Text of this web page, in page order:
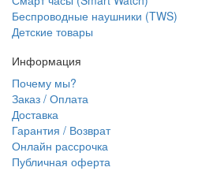
Беспроводные наушники (TWS)
Детские товары
Информация
Почему мы?
Заказ / Оплата
Доставка
Гарантия / Возврат
Онлайн рассрочка
Публичная оферта